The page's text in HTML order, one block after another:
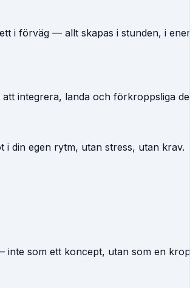
i förväg — allt skapas i stunden, i
integrera, landa och förkroppsliga
i din egen rytm, utan stress, utan krav.
som ett koncept, utan som en